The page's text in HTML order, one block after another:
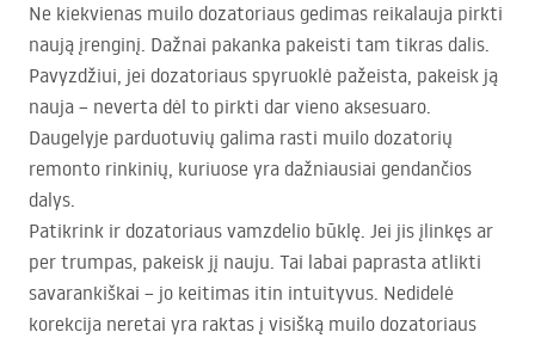
Ne kiekvienas muilo dozatoriaus gedimas reikalauja pirkti
naują įrenginį. Dažnai pakanka pakeisti tam tikras dalis.
Pavyzdžiui, jei dozatoriaus spyruoklė pažeista, pakeisk ją
nauja – neverta dėl to pirkti dar vieno aksesuaro.
Daugelyje parduotuvių galima rasti muilo dozatorių
remonto rinkinių, kuriuose yra dažniausiai gendančios
dalys.
Patikrink ir dozatoriaus vamzdelio būklę. Jei jis įlinkęs ar
per trumpas, pakeisk jį nauju. Tai labai paprasta atlikti
savarankiškai – jo keitimas itin intuityvus. Nedidelė
korekcija neretai yra raktas į visišką muilo dozatoriaus